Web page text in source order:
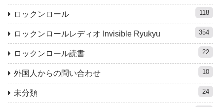
ロックンロール 118
ロックンロールレディオ Invisible Ryukyu 354
ロックンロール読書 22
外国人からの問い合わせ 10
未分類 24